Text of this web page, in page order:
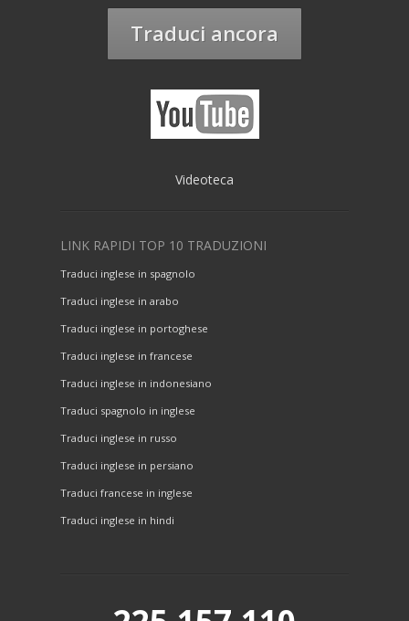
Traduci ancora
Videoteca
LINK RAPIDI TOP 10 TRADUZIONI
Traduci inglese in spagnolo
Traduci inglese in arabo
Traduci inglese in portoghese
Traduci inglese in francese
Traduci inglese in indonesiano
Traduci spagnolo in inglese
Traduci inglese in russo
Traduci inglese in persiano
Traduci francese in inglese
Traduci inglese in hindi